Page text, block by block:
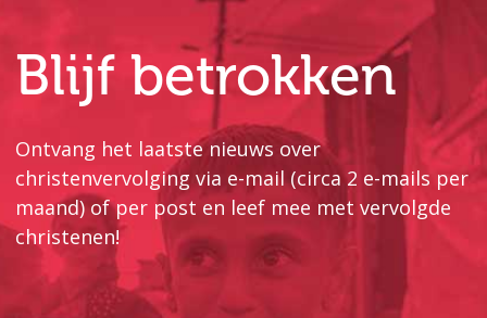
Blijf betrokken
Ontvang het laatste nieuws over
christenvervolging via e-mail (circa 2 e-mails per
maand) of per post en leef mee met vervolgde
christenen!